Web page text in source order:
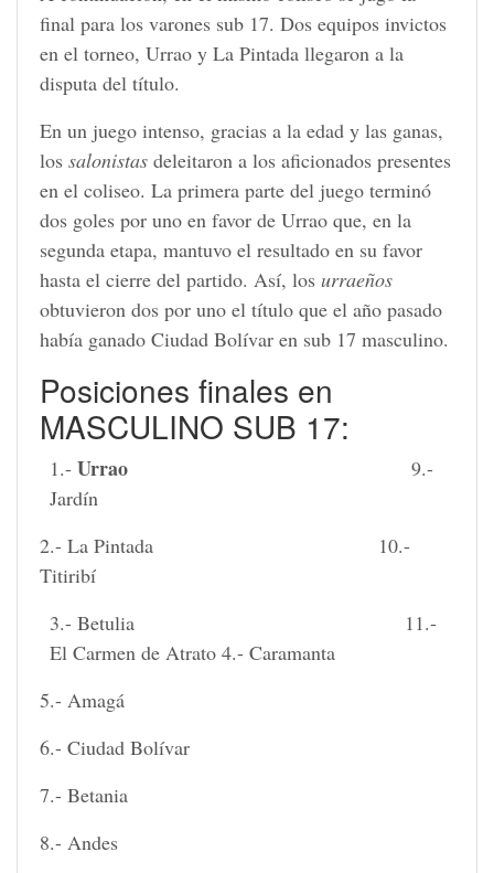
final para los varones sub 17. Dos equipos invictos
en el torneo, Urrao y La Pintada llegaron a la
disputa del título.
En un juego intenso, gracias a la edad y las ganas,
los salonistas deleitaron a los aficionados presentes
en el coliseo. La primera parte del juego terminó
dos goles por uno en favor de Urrao que, en la
segunda etapa, mantuvo el resultado en su favor
hasta el cierre del partido. Así, los urraeños
obtuvieron dos por uno el título que el año pasado
había ganado Ciudad Bolívar en sub 17 masculino.
Posiciones finales en
MASCULINO SUB 17:
1.- Urrao9.-
Jardín
2.- La Pintada 10.-
Titiribí
3.- Betulia 11.-
El Carmen de Atrato 4.- Caramanta
5.- Amagá
6.- Ciudad Bolívar
7.- Betania
8.- Andes